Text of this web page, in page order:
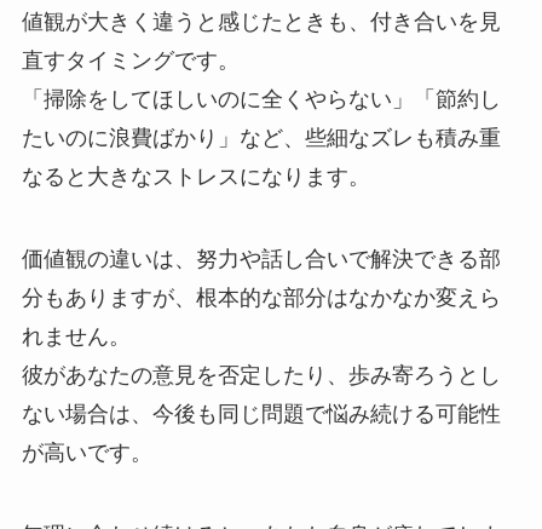
値観が大きく違うと感じたときも、付き合いを見
直すタイミングです。
「掃除をしてほしいのに全くやらない」「節約し
たいのに浪費ばかり」など、些細なズレも積み重
なると大きなストレスになります。
価値観の違いは、努力や話し合いで解決できる部
分もありますが、根本的な部分はなかなか変えら
れません。
彼があなたの意見を否定したり、歩み寄ろうとし
ない場合は、今後も同じ問題で悩み続ける可能性
が高いです。